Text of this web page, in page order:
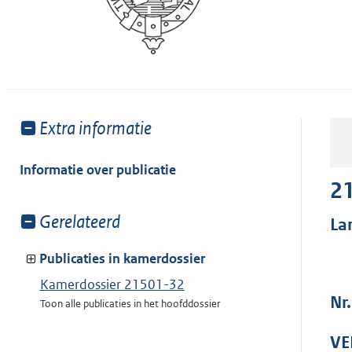
Toon
van:
Extra informatie
Informatie over publicatie
Toon
van:
Gerelateerd
Publicaties in kamerdossier
Kamerdossier 21501-32
Toon alle publicaties in het hoofddossier